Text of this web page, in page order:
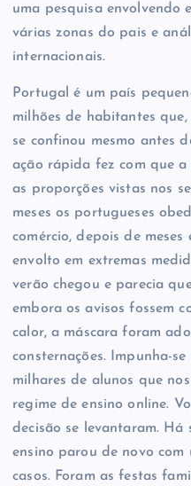
uma pesquisa envolvendo
várias zonas do pais e
internacionais.
Portugal é um país
milhões de habitantes
se confinou mesmo antes
ação rápida fez com que
as proporções vistas nos
meses os portugueses
comércio, depois de
envolto em extremas
verão chegou e parecia
embora os avisos fossem
calor, a máscara foram
consternações. Impunha-
milhares de alunos que
regime de ensino online.
decisão se levantaram. Há
ensino parou de novo com
casos. Foram as festas